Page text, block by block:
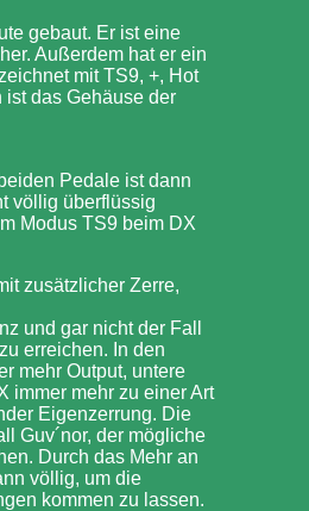
gebaut. Er ist eine
Außerdem hat er ein
mit TS9, +, Hot
ist das Gehäuse der
Pedale ist dann
völlig überflüssig
Modus TS9 beim DX
zusätzlicher Zerre,
und gar nicht der Fall
erreichen. In den
mehr Output, untere
immer mehr zu einer Art
Eigenzerrung. Die
Guv´nor, der mögliche
Durch das Mehr an
völlig, um die
kommen zu lassen.